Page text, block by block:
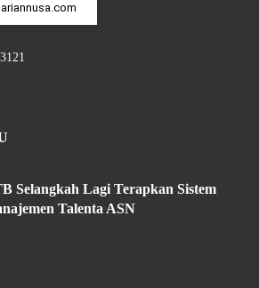
Selangkah Lagi Terapkan Sistem
Talenta ASN